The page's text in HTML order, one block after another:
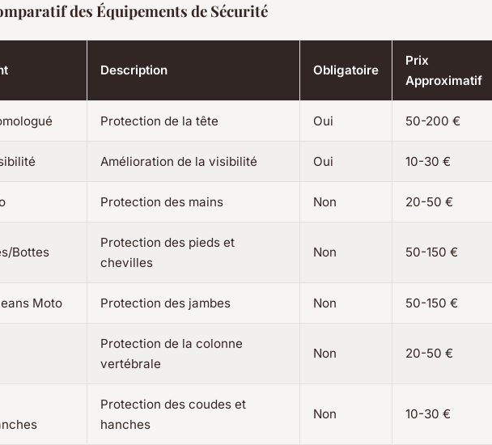
des Équipements de Sécurité
Description Obligatoire
Prix
Approximatif
Protection de la tête Oui 50-200 €
Amélioration de la visibilité Oui 10-30 €
Protection des mains Non 20-50 €
Bottes
Protection des pieds et
chevilles
Non 50-150 €
Moto Protection des jambes Non 50-150 €
Protection de la colonne
vertébrale
Non 20-50 €
Protection des coudes et
hanches
Non 10-30 €